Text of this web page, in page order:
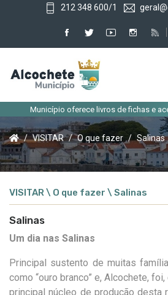
212 348 600/1
Município oferece livros de fichas e
VISITAR O que fazer Salinas
VISITAR \ O que fazer \ Salinas
Salinas
Um dia nas Salinas
Principal sustento de muitas
como “ouro branco” e, Alcochete,
principal núcleo de produção desta